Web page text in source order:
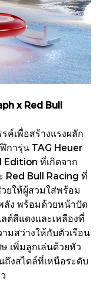
x Red Bull
ค์เพื่อสร้างแรงผลัก
การุ่น TAG Heuer
Edition ที่เกิดจาก
Red Bull Racing ที่
ยให้ผู้สวมใส่พร้อม
ลัง พร้อมด้วยหน้าปัด
ต์สีแดงและเหลืองที่
มสว่างให้กับตัวเรือน
เพิ่มลูกเล่นด้วยหัว
งสไตล์ที่เหนือระดับ